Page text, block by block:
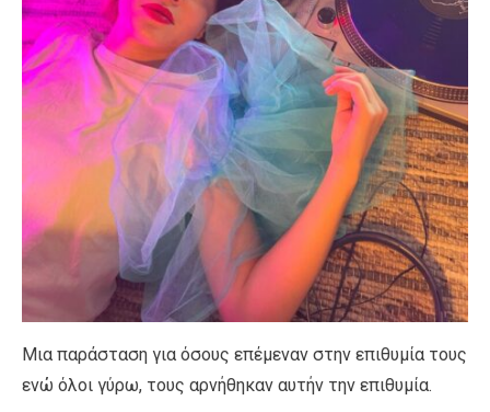
Μια παράσταση για όσους επέμεναν στην επιθυμία τους
ενώ όλοι γύρω, τους αρνήθηκαν αυτήν την επιθυμία.